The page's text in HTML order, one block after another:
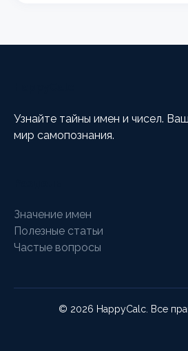
Узнайте тайны имен и чисел.
мир самопознания.
Значение имен
Полезные статьи
Частые вопросы
© 2026 HappyCalc. Все